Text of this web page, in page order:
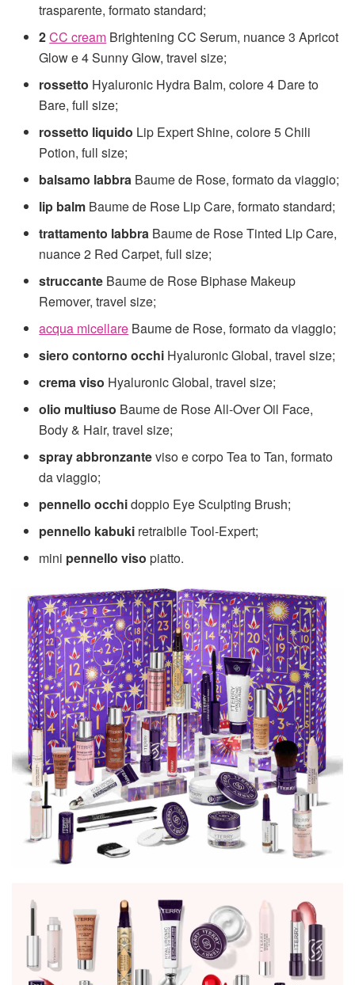
trasparente, formato standard;
2CC cream Brightening CC Serum, nuance 3 Apricot
Glow e 4 Sunny Glow, travel size;
rossetto Hyaluronic Hydra Balm, colore 4 Dare to
Bare, full size;
rossetto liquido Lip Expert Shine, colore 5 Chili
Potion, full size;
balsamo labbra Baume de Rose, formato da viaggio;
lip balm Baume de Rose Lip Care, formato standard;
trattamento labbra Baume de Rose Tinted Lip Care,
nuance 2 Red Carpet, full size;
struccante Baume de Rose Biphase Makeup
Remover, travel size;
acqua micellare Baume de Rose, formato da viaggio;
siero contorno occhi Hyaluronic Global, travel size;
crema viso Hyaluronic Global, travel size;
olio multiuso Baume de Rose All-Over Oil Face,
Body & Hair, travel size;
spray abbronzanteviso e corpo Tea to Tan, formato
da viaggio;
pennello occhidoppio Eye Sculpting Brush;
pennello kabuki retraibile Tool-Expert;
mini pennello viso piatto.